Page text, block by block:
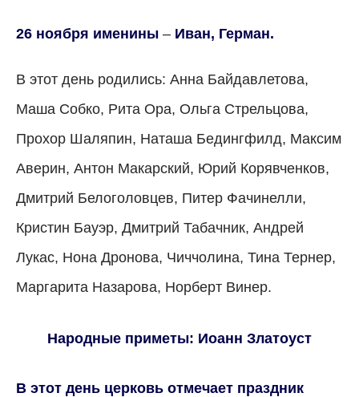
26 ноября именины – Иван, Герман.
В этот день родились: Анна Байдавлетова,
Маша Собко, Рита Ора, Ольга Стрельцова,
Прохор Шаляпин, Наташа Бедингфилд, Максим
Аверин, Антон Макарский, Юрий Корявченков,
Дмитрий Белоголовцев, Питер Фачинелли,
Кристин Бауэр, Дмитрий Табачник, Андрей
Лукас, Нона Дронова, Чиччолина, Тина Тернер,
Маргарита Назарова, Норберт Винер.
Народные приметы: Иоанн Златоуст
В этот день церковь отмечает праздник